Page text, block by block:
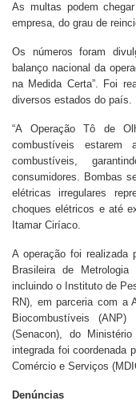
As multas podem
empresa, do grau de
Os números foram
balanço nacional da
na Medida Certa”. Foi
diversos estados do país.
“A Operação Tô de
combustíveis estarem
combustíveis,
consumidores. Bombas
elétricas irregulares
choques elétricos e até
Itamar Ciríaco.
A operação foi realizada
Brasileira de
incluindo o Instituto de
RN), em parceria com a
Biocombustíveis
(Senacon), do
integrada foi coordenada
Comércio e Serviços
Denúncias